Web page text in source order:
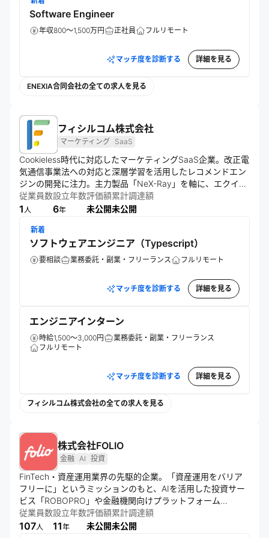
Software Engineer
年収800～1,500万円 正社員 フルリモート
マッチ度を診断する 詳細を見る
ENEXIA合同会社の全ての求人を見る
フィシルコム株式会社
マーケティング SaaS
Cookieless時代に対応したマーケティングSaaS企業。改正電
気通信事業法への対応と深層学習を活用したレコメンドエン
ジンの開発に注力。主力製品「NeX-Ray」を軸に、エクイテ
ィ・デットファイナンスで資金調達し、事業再構築補助金も
活用。技術情報の積極的な発信も行う。
従業員数
1人
設立年数
6年
評価額
未公開
累計調達額
未公開
新着
ソフトウェアエンジニア（Typescript）
要相談 業務委託・副業・フリーランス フルリモート
マッチ度を診断する 詳細を見る
エンジニアインターン
時給1,500～3,000円
業務委託・副業・フリーランス
フルリモート
マッチ度を診断する 詳細を見る
フィシルコム株式会社の全ての求人を見る
株式会社FOLIO
金融 AI 投資
FinTech・資産運用業界の先駆的企業。「資産運用をバリア
フリーに」というミッションのもと、AIを活用した投資サー
ビス「ROBOPRO」や金融機関向けプラットフォーム
「4RAP」を展開。技術力と創造力を駆使し、誰もが資産運
用にアクセスできる環境を目指し、未来の金融の姿を再定義
従業員数
107人
設立年数
11年
評価額
未公開
累計調達額
未公開